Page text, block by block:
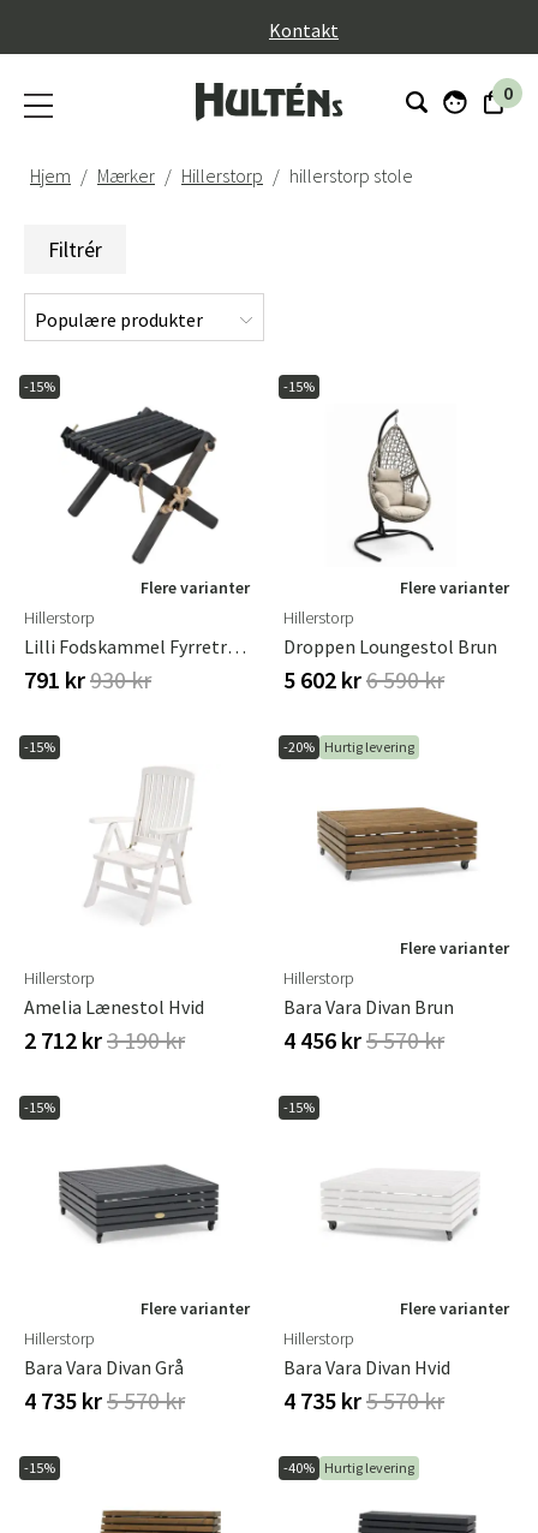
Kontakt
0
Hjem Mærker Hillerstorp hillerstorp stole
Filtrér
-15%
Flere varianter
Hillerstorp
Lilli Fodskammel Fyrretræ Oliebehandlet Sort
791 kr930 kr
-15%
Flere varianter
Hillerstorp
Droppen Loungestol Brun
5 602 kr6 590 kr
-15%
Hillerstorp
Amelia Lænestol Hvid
2 712 kr3 190 kr
-20% Hurtig levering
Flere varianter
Hillerstorp
Bara Vara Divan Brun
4 456 kr5 570 kr
-15%
Flere varianter
Hillerstorp
Bara Vara Divan Grå
4 735 kr5 570 kr
-15%
Flere varianter
Hillerstorp
Bara Vara Divan Hvid
4 735 kr5 570 kr
-15% -40% Hurtig levering